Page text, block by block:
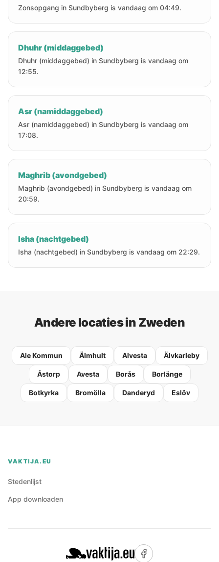
Zonsopgang in Sundbyberg is vandaag om 04:49.
Dhuhr (middaggebed)
Dhuhr (middaggebed) in Sundbyberg is vandaag om
12:55.
Asr (namiddaggebed)
Asr (namiddaggebed) in Sundbyberg is vandaag om
17:08.
Maghrib (avondgebed)
Maghrib (avondgebed) in Sundbyberg is vandaag om
20:59.
Isha (nachtgebed)
Isha (nachtgebed) in Sundbyberg is vandaag om 22:29.
Andere locaties in Zweden
Ale Kommun Älmhult Alvesta Älvkarleby
Åstorp Avesta Borås Borlänge
Botkyrka Bromölla Danderyd Eslöv
VAKTIJA.EU
Stedenlijst
App downloaden